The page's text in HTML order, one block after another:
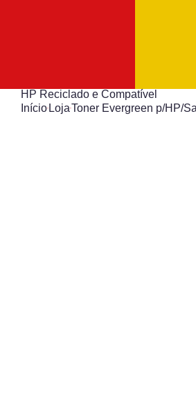
HP Reciclado e Compatível
Início LojaToner Evergreen p/HP/